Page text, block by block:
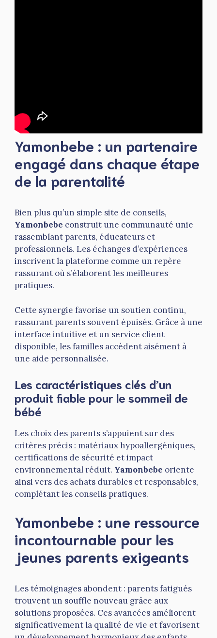
Yamonbebe : un partenaire
engagé dans chaque étape
de la parentalité
Bien plus qu’un simple site de conseils,
Yamonbebe construit une communauté unie
rassemblant parents, éducateurs et
professionnels. Les échanges d’expériences
inscrivent la plateforme comme un repère
rassurant où s’élaborent les meilleures
pratiques.
Cette synergie favorise un soutien continu,
rassurant parents souvent épuisés. Grâce à une
interface intuitive et un service client
disponible, les familles accèdent aisément à
une aide personnalisée.
Les caractéristiques clés d’un
produit fiable pour le sommeil de
bébé
Les choix des parents s’appuient sur des
critères précis : matériaux hypoallergéniques,
certifications de sécurité et impact
environnemental réduit. Yamonbebe oriente
ainsi vers des achats durables et responsables,
complétant les conseils pratiques.
Yamonbebe : une ressource
incontournable pour les
jeunes parents exigeants
Les témoignages abondent : parents fatigués
trouvent un souffle nouveau grâce aux
solutions proposées. Ces avancées améliorent
significativement la qualité de vie et favorisent